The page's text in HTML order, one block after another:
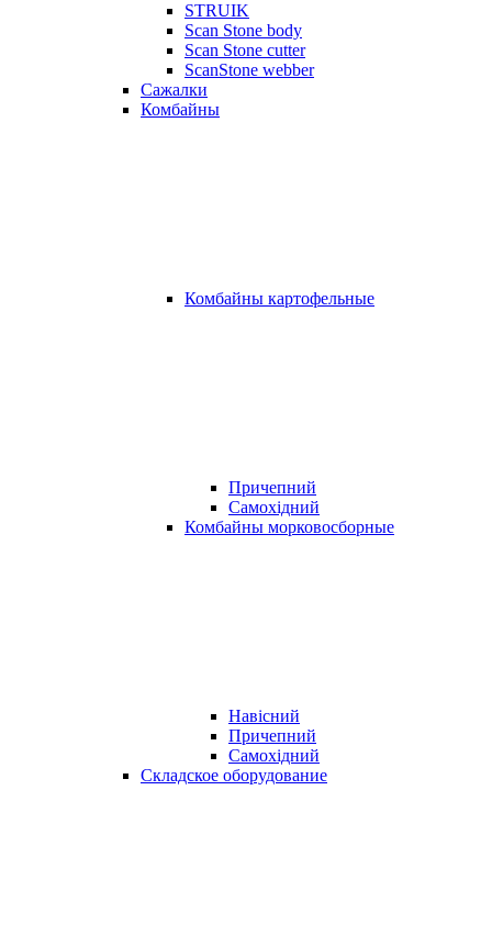
STRUIK
Scan Stone body
Scan Stone cutter
ScanStone webber
Сажалки
Комбайны
Комбайны картофельные
Причепний
Самохідний
Комбайны морковосборные
Навісний
Причепний
Самохідний
Складское оборудование